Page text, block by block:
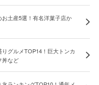
土産5選！有名洋菓子店か
グルメTOP14！巨大トンカ
丼など